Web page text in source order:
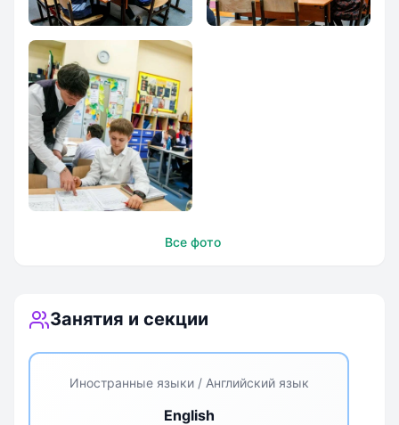
Британская
международная
школа № 2
Все фото
Занятия и секции
Иностранные языки / Английский язык
English